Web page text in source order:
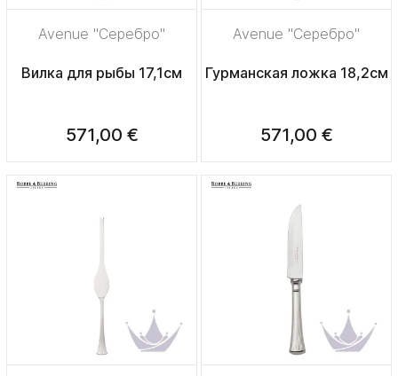
Avenue "Серебро"
Вилка для рыбы 17,1см
571,00 €
Avenue "Серебро"
Гурманская ложка 18,2см
571,00 €